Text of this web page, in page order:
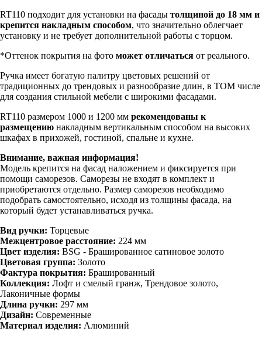
RT110 подходит для установки на фасады толщиной до 18 мм и
крепится накладным способом, что значительно облегчает
установку и не требует дополнительной работы с торцом.
*Оттенок покрытия на фото может отличаться от реального.
Ручка имеет богатую палитру цветовых решений от
традиционных до трендовых и разнообразие длин, в ТОМ числе
для создания стильной мебели с широкими фасадами.
RT110 размером 1000 и 1200 мм рекомендованы к
размещению накладным вертикальным способом на высоких
шкафах в прихожей, гостиной, спальне и кухне.
Внимание, важная информация!
Модель крепится на фасад наложением и фиксируется при
помощи саморезов. Саморезы не входят в комплект и
приобретаются отдельно. Размер саморезов необходимо
подобрать самостоятельно, исходя из толщины фасада, на
который будет устанавливаться ручка.
Вид ручки: Торцевые
Межцентровое расстояние: 224 мм
Цвет изделия: BSG - Брашированное cатиновое золото
Цветовая группа: Золото
Фактура покрытия: Брашированный
Коллекция: Лофт и смелый гранж, Трендовое золото,
Лаконичные формы
Длина ручки: 297 мм
Дизайн: Современные
Материал изделия: Алюминий